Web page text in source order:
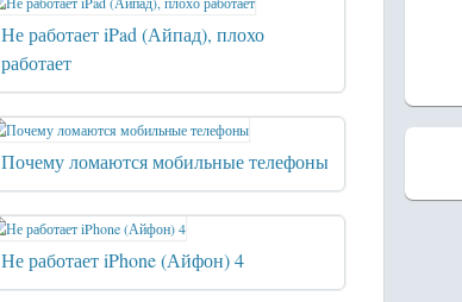
Не работает iPad (Айпад), плохо
работает
Почему ломаются мобильные телефоны
Не работает iPhone (Айфон) 4